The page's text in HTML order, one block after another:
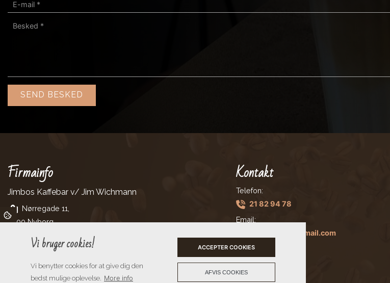
Firmainfo
Jimbos Kaffebar v/ Jim Wichmann
Nørregade 11,
5800 Nyborg
Kontakt
Telefon:
21 82 94 78
Email:
jimanthonw@gmail.com
Vi bruger cookies!
Vi benytter cookies for at give dig den
bedst mulige oplevelse. More info
ACCEPTER COOKIES
AFVIS COOKIES